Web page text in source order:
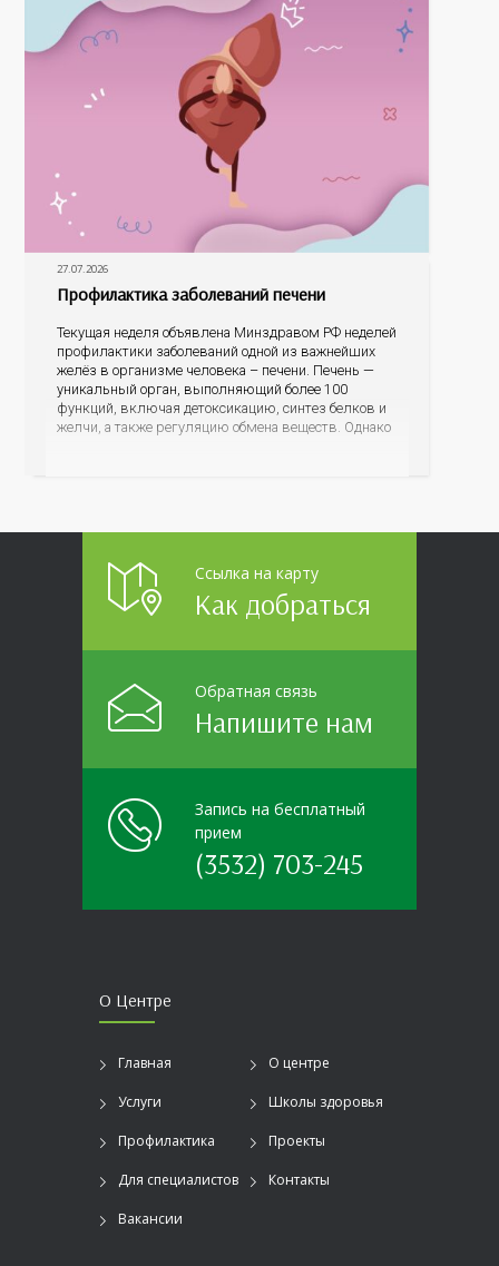
27.07.2026
Профилактика заболеваний печени
Текущая неделя объявлена Минздравом РФ неделей
профилактики заболеваний одной из важнейших
желёз в организме человека – печени. Печень —
уникальный орган, выполняющий более 100
функций, включая детоксикацию, синтез белков и
желчи, а также регуляцию обмена веществ. Однако
Ссылка на карту
Как добраться
Обратная связь
Напишите нам
Запись на бесплатный
прием
(3532) 703-245
О Центре
Главная О центре
Услуги Школы здоровья
Профилактика Проекты
Для специалистов Контакты
Вакансии